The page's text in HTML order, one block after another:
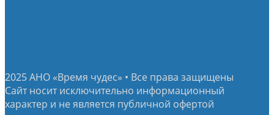
2025 АНО «Время чудес» • Все права защищены
Сайт носит исключительно информационный
характер и не является публичной офертой